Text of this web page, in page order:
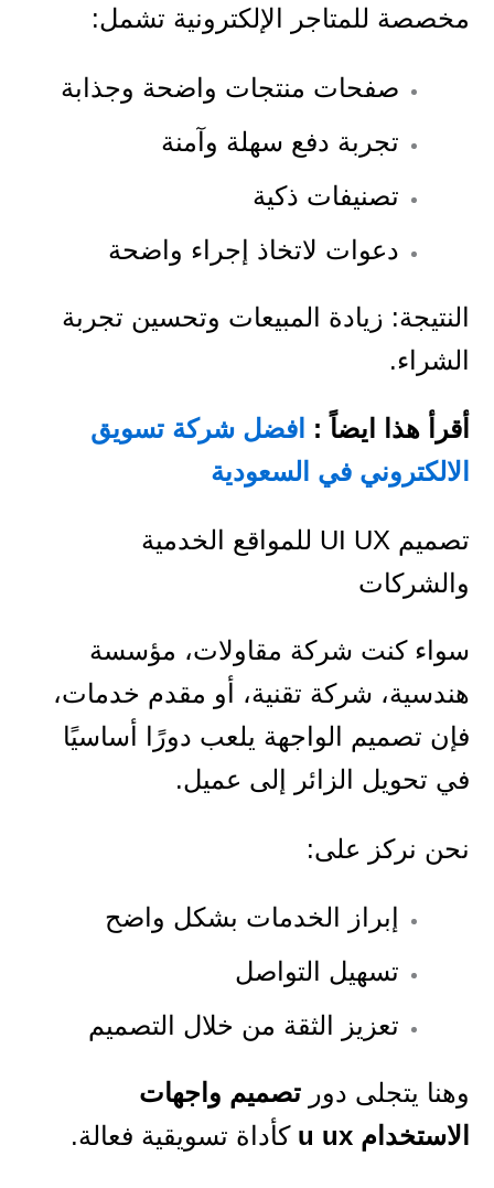
مخصصة للمتاجر الإلكترونية تشمل:
صفحات منتجات واضحة وجذابة
تجربة دفع سهلة وآمنة
تصنيفات ذكية
دعوات لاتخاذ إجراء واضحة
النتيجة: زيادة المبيعات وتحسين تجربة
الشراء.
أقرأ هذا ايضاً : افضل شركة تسويق
الالكتروني في السعودية
تصميم UI UX للمواقع الخدمية
والشركات
سواء كنت شركة مقاولات، مؤسسة
هندسية، شركة تقنية، أو مقدم خدمات،
فإن تصميم الواجهة يلعب دورًا أساسيًا
في تحويل الزائر إلى عميل.
نحن نركز على:
إبراز الخدمات بشكل واضح
تسهيل التواصل
تعزيز الثقة من خلال التصميم
وهنا يتجلى دورتصميم واجهات
الاستخدام u ux
كأداة تسويقية فعالة.